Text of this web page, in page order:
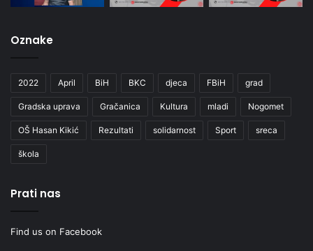
Oznake
2022 April BiH BKC djeca FBiH grad
Gradska uprava Gračanica Kultura mladi Nogomet
OŠ Hasan Kikić Rezultati solidarnost Sport sreca
škola
Prati nas
Find us on Facebook